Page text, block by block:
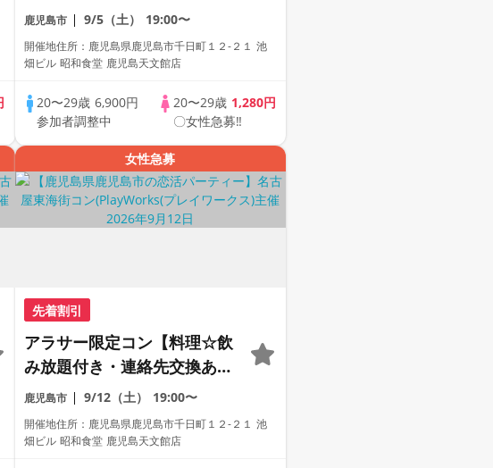
全着席型】１名参加多数・初
参加も大歓迎☆プレイワーク
ス主催☆
鹿児島市 9/5（土） 19:00〜
開催地住所：鹿児島県鹿児島市千日町１２-２１ 池
畑ビル 昭和食堂 鹿児島天文館店
20〜29歳6,900円
参加者調整中
20〜29歳 1,280円
〇女性急募‼
女性急募
先着割引
アラサー限定コン【料理☆飲
み放題付き・連絡先交換あ
り・完全着席型】１名参加多
数・初参加も大歓迎☆プレイ
ワークス主催☆
鹿児島市 9/12（土） 19:00〜
開催地住所：鹿児島県鹿児島市千日町１２-２１ 池
畑ビル 昭和食堂 鹿児島天文館店